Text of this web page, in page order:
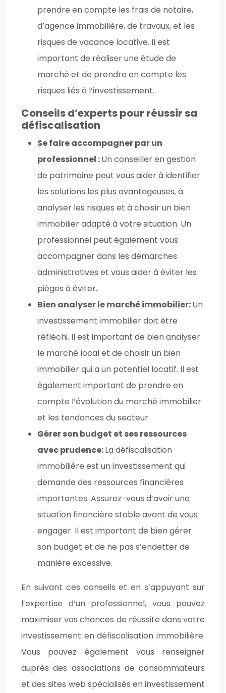
prendre en compte les frais de notaire,
d’agence immobilière, de travaux, et les
risques de vacance locative. Il est
important de réaliser une étude de
marché et de prendre en compte les
risques liés à l’investissement.
Conseils d’experts pour réussir sa
défiscalisation
Se faire accompagner par un
professionnel :Un conseiller en gestion
de patrimoine peut vous aider à identifier
les solutions les plus avantageuses, à
analyser les risques et à choisir un bien
immobilier adapté à votre situation. Un
professionnel peut également vous
accompagner dans les démarches
administratives et vous aider à éviter les
pièges à éviter.
Bien analyser le marché immobilier:Un
investissement immobilier doit être
réfléchi. Il est important de bien analyser
le marché local et de choisir un bien
immobilier qui a un potentiel locatif. Il est
également important de prendre en
compte l’évolution du marché immobilier
et les tendances du secteur.
Gérer son budget et ses ressources
avec prudence:La défiscalisation
immobilière est un investissement qui
demande des ressources financières
importantes. Assurez-vous d’avoir une
situation financière stable avant de vous
engager. Il est important de bien gérer
son budget et de ne pas s’endetter de
manière excessive.
En suivant ces conseils et en s’appuyant sur
l’expertise d’un professionnel, vous pouvez
maximiser vos chances de réussite dans votre
investissement en défiscalisation immobilière.
Vous pouvez également vous renseigner
auprès des associations de consommateurs
et des sites web spécialisés en investissement